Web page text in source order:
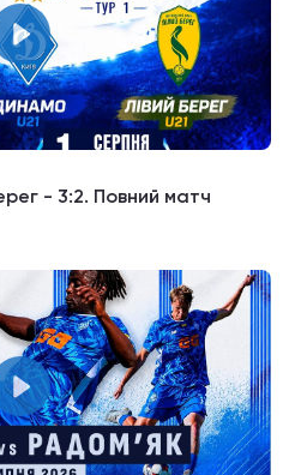
- 3:2. Повний матч